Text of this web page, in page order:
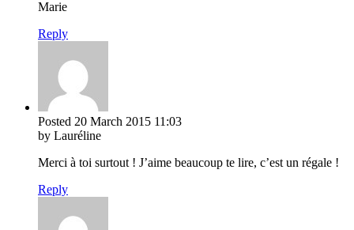
Marie
Reply
Posted 20 March 2015 11:03
by Lauréline
Merci à toi surtout ! J’aime beaucoup te lire, c’est un régale !
Reply